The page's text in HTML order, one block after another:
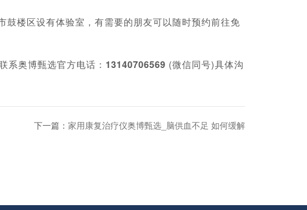
楼区设有体验室，有需要的朋友可以随时预约前往免
系奥博甄选官方电话： 13140706569 (微信同号)具体沟
下一篇： 家用康复治疗仪奥博甄选_脑供血不足 如何缓解